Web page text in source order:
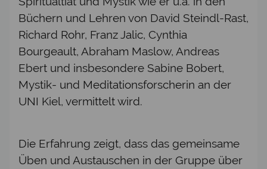
Büchern und Lehren von David Steindl-Rast,
Richard Rohr, Franz Jalic, Cynthia
Bourgeault, Abraham Maslow, Andreas
Ebert und insbesondere Sabine Bobert,
Mystik- und Meditationsforscherin an der
UNI Kiel, vermittelt wird.
Die Erfahrung zeigt, dass das gemeinsame
Üben und Austauschen in der Gruppe über